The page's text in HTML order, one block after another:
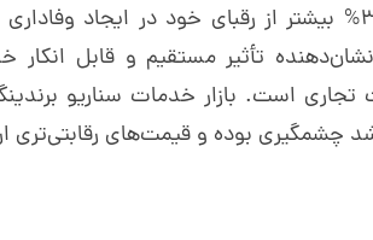
به طور متوسط 300% بیشتر از رقبای خود در ایجاد
تأثیر مستقیم و قابل انکار
تجاری است. بازار خدمات سناریو